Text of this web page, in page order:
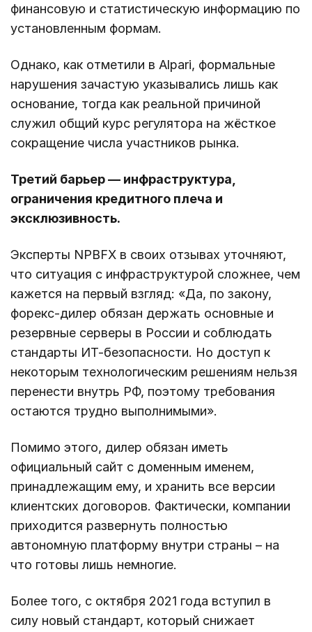
финансовую и статистическую информацию по
установленным формам.
Однако, как отметили в Alpari, формальные
нарушения зачастую указывались лишь как
основание, тогда как реальной причиной
служил общий курс регулятора на жёсткое
сокращение числа участников рынка.
Третий барьер — инфраструктура,
ограничения кредитного плеча и
эксклюзивность.
Эксперты NPBFX в своих отзывах уточняют,
что ситуация с инфраструктурой сложнее, чем
кажется на первый взгляд: «Да, по закону,
форекс-дилер обязан держать основные и
резервные серверы в России и соблюдать
стандарты ИТ-безопасности. Но доступ к
некоторым технологическим решениям нельзя
перенести внутрь РФ, поэтому требования
остаются трудно выполнимыми».
Помимо этого, дилер обязан иметь
официальный сайт с доменным именем,
принадлежащим ему, и хранить все версии
клиентских договоров. Фактически, компании
приходится развернуть полностью
автономную платформу внутри страны – на
что готовы лишь немногие.
Более того, с октября 2021 года вступил в
силу новый стандарт, который снижает